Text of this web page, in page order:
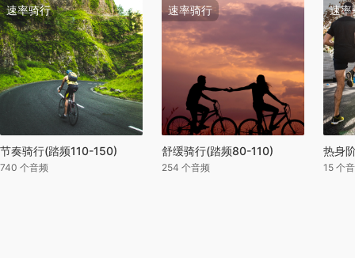
速率骑行
节奏骑行(踏频110-150)
740 个音频
速率骑行
舒缓骑行(踏频80-110)
254 个音频
速率
热身
15 个